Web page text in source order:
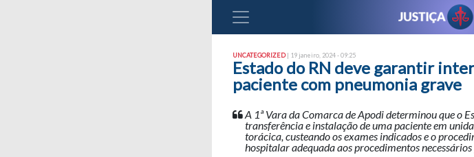
UNCATEGORIZED| 19 janeiro, 2024 - 09:25
Estado do RN deve garantir
paciente com pneumonia grave
A 1ª Vara da Comarca de Apodi determinou que o
transferência e instalação de uma paciente em
torácica, custeando os exames indicados e o
hospitalar adequada aos procedimentos